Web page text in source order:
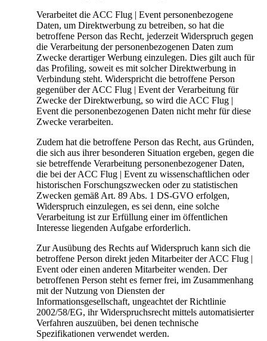
Verarbeitet die ACC Flug | Event personenbezogene
Daten, um Direktwerbung zu betreiben, so hat die
betroffene Person das Recht, jederzeit Widerspruch gegen
die Verarbeitung der personenbezogenen Daten zum
Zwecke derartiger Werbung einzulegen. Dies gilt auch für
das Profiling, soweit es mit solcher Direktwerbung in
Verbindung steht. Widerspricht die betroffene Person
gegenüber der ACC Flug | Event der Verarbeitung für
Zwecke der Direktwerbung, so wird die ACC Flug |
Event die personenbezogenen Daten nicht mehr für diese
Zwecke verarbeiten.
Zudem hat die betroffene Person das Recht, aus Gründen,
die sich aus ihrer besonderen Situation ergeben, gegen die
sie betreffende Verarbeitung personenbezogener Daten,
die bei der ACC Flug | Event zu wissenschaftlichen oder
historischen Forschungszwecken oder zu statistischen
Zwecken gemäß Art. 89 Abs. 1 DS-GVO erfolgen,
Widerspruch einzulegen, es sei denn, eine solche
Verarbeitung ist zur Erfüllung einer im öffentlichen
Interesse liegenden Aufgabe erforderlich.
Zur Ausübung des Rechts auf Widerspruch kann sich die
betroffene Person direkt jeden Mitarbeiter der ACC Flug |
Event oder einen anderen Mitarbeiter wenden. Der
betroffenen Person steht es ferner frei, im Zusammenhang
mit der Nutzung von Diensten der
Informationsgesellschaft, ungeachtet der Richtlinie
2002/58/EG, ihr Widerspruchsrecht mittels automatisierter
Verfahren auszuüben, bei denen technische
Spezifikationen verwendet werden.